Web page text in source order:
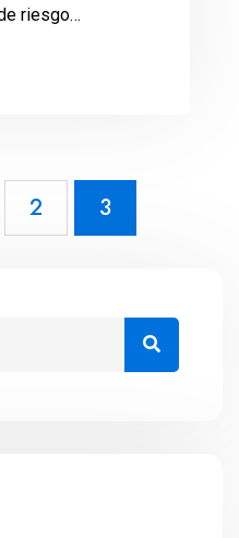
riesgo
tratamiento.
2 3